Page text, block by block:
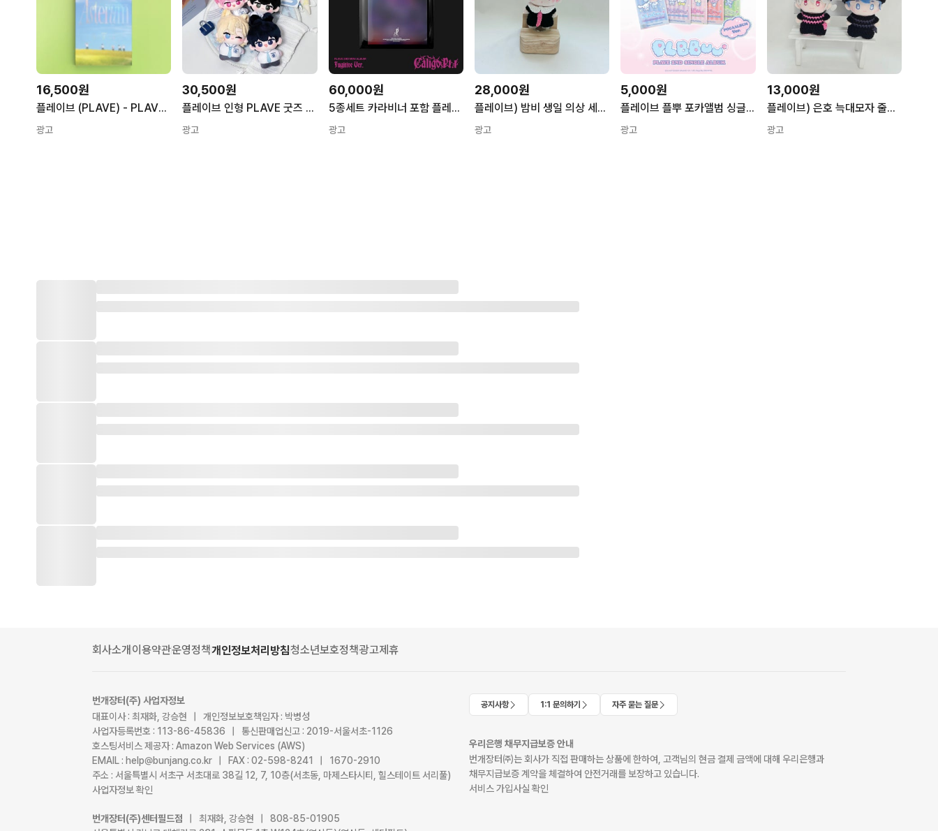
16,500원
플레이브 (PLAVE) - PLAVE 1st Mini Album ’ASTERUM : The Shape of Things to Come’
광고
30,500원
플레이브 인형 PLAVE 굿즈 노아 예준 밤비 하민 은호 플레이브 인형 (노아) 1개
광고
60,000원
5종세트 카라비너 포함 플레이브 PLAVE 미니 3집 Fugitive Ver
광고
28,000원
플레이브) 밤비 생일 의상 세트 아이돌인형, 물오름달 스물하루
광고
5,000원
플레이브 플뿌 포카앨범 싱글 2집 PLBBUU POCAALBUM Ver
광고
13,000원
플레이브) 은호 늑대모자 줄무늬 점프슈트 세트 아이돌인형, 물오름달 스물하루
광고
회사소개이용약관운영정책개인정보처리방침청소년보호정책광고제휴
번개장터(주) 사업자정보
대표이사 : 최재화, 강승현 | 개인정보보호책임자 : 박병성
사업자등록번호 : 113-86-45836 | 통신판매업신고 : 2019-서울서초-1126
호스팅서비스 제공자 : Amazon Web Services (AWS)
EMAIL : help@bunjang.co.kr | FAX : 02-598-8241 | 1670-2910
주소 : 서울특별시 서초구 서초대로 38길 12, 7, 10층(서초동, 마제스타시티, 힐스테이트 서리풀)
사업자정보 확인
번개장터(주)센터필드점
| 최재화, 강승현 | 808-85-01905
공지사항 1:1 문의하기 자주 묻는 질문
우리은행 채무지급보증 안내
번개장터㈜는 회사가 직접 판매하는 상품에 한하여, 고객님의 현금 결제 금액에 대해 우리은행과
채무지급보증 계약을 체결하여 안전거래를 보장하고 있습니다.
서비스 가입사실 확인